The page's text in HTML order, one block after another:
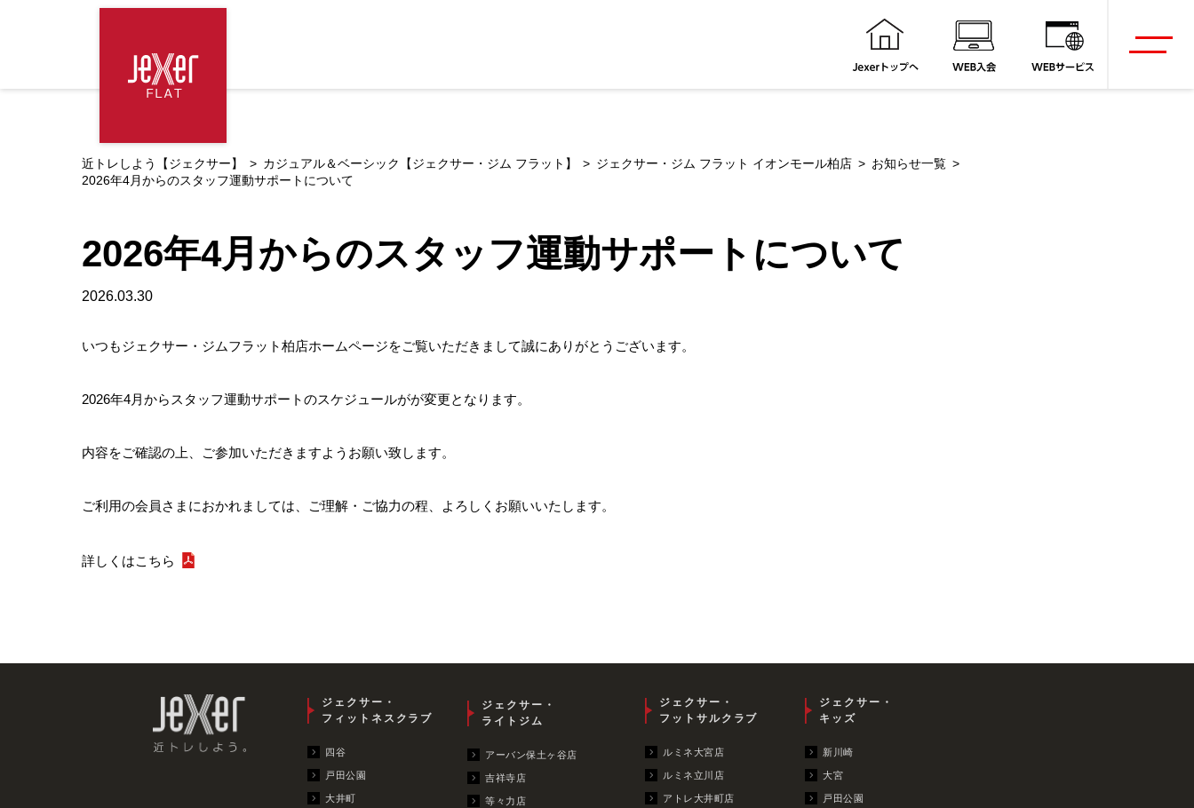
近トレしよう【ジェクサー】 カジュアル＆ベーシック【ジェクサー・ジム フラット】 ジェクサー・ジム フラット イオンモール柏店
お知らせ一覧
2026年4月からのスタッフ運動サポートについて
2026年4月からのスタッフ運動サポートについて
2026.03.30
いつもジェクサー・ジムフラット柏店ホームページをご覧いただきまして誠にありがとうございます。
2026年4月からスタッフ運動サポートのスケジュールがが変更となります。
内容をご確認の上、ご参加いただきますようお願い致します。
ご利用の会員さまにおかれましては、ご理解・ご協力の程、よろしくお願いいたします。
詳しくはこちら
ジェクサー・
フィットネスクラブ
四谷
戸田公園
大井町
ジェクサー・
ライトジム
アーバン保土ヶ谷店
吉祥寺店
等々力店
ジェクサー・
フットサルクラブ
ルミネ大宮店
ルミネ立川店
アトレ大井町店
ジェクサー・
キッズ
新川崎
大宮
戸田公園